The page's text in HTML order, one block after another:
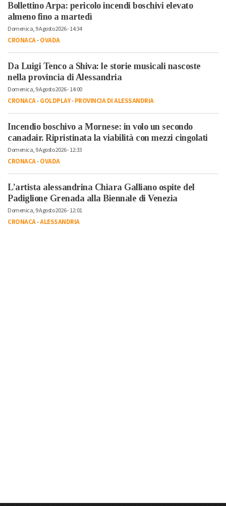
Bollettino Arpa: pericolo incendi boschivi elevato
almeno fino a martedì
Domenica, 9 Agosto 2026 - 14:34
CRONACA-OVADA
Da Luigi Tenco a Shiva: le storie musicali nascoste
nella provincia di Alessandria
Domenica, 9 Agosto 2026 - 14:00
CRONACA-GOLDPLAY-PROVINCIA DI ALESSANDRIA
Incendio boschivo a Mornese: in volo un secondo
canadair. Ripristinata la viabilità con mezzi cingolati
Domenica, 9 Agosto 2026 - 12:33
CRONACA-OVADA
L’artista alessandrina Chiara Galliano ospite del
Padiglione Grenada alla Biennale di Venezia
Domenica, 9 Agosto 2026 - 12:01
CRONACA-ALESSANDRIA